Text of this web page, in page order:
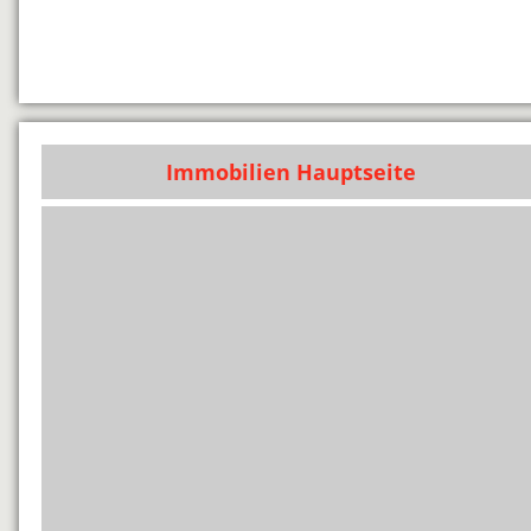
Immobilien Hauptseite